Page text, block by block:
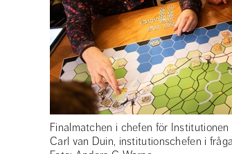
Finalmatchen i chefen för
Carl van Duin, institutionschefen i